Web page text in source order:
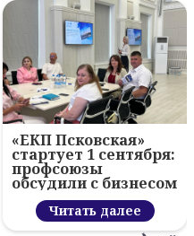
«ЕКП Псковская»
стартует 1 сентября:
профсоюзы
обсудили с бизнесом
новый цифровой
проектЧитать далее